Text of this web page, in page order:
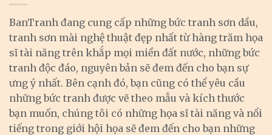
BanTranh đang cung cấp những bức tranh sơn dầu,
tranh sơn mài nghệ thuật đẹp nhất từ hàng trăm họa
sĩ tài năng trên khắp mọi miền đất nước, những bức
tranh độc đáo, nguyên bản sẽ đem đến cho bạn sự
ưng ý nhất. Bên cạnh đó, bạn cũng có thể yêu cầu
những bức tranh được vẽ theo mẫu và kích thước
bạn muốn, chúng tôi có những họa sĩ tài năng và nổi
tiếng trong giới hội họa sẽ đem đến cho bạn những